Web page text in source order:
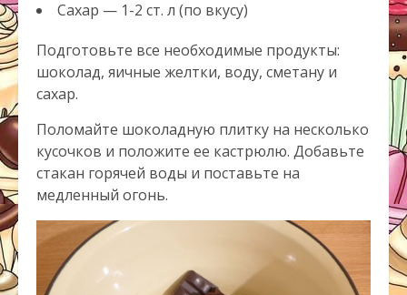
Сахар — 1-2 ст. л (по вкусу)
Подготовьте все необходимые продукты:
шоколад, яичные желтки, воду, сметану и
сахар.
Поломайте шоколадную плитку на несколько
кусочков и положите ее кастрюлю. Добавьте
стакан горячей воды и поставьте на
медленный огонь.